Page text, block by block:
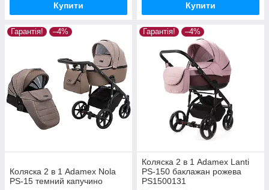
Купити Купити
Гарантія! –4%
Коляска 2 в 1 Adamex Nola
PS-15 темний капучино
Гарантія! –4%
Коляска 2 в 1 Adamex Lanti
PS-150 баклажан рожева
PS1500131